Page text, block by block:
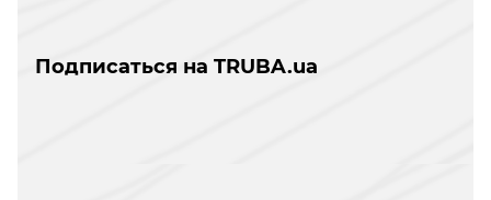
Подписаться на TRUBA.ua